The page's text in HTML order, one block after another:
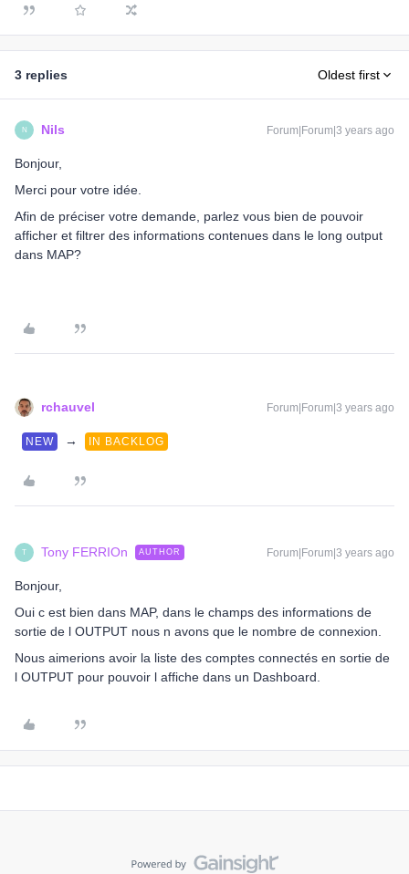
3 replies Oldest first
N Nils Forum|Forum|3 years ago
Bonjour,
Merci pour votre idée.
Afin de préciser votre demande, parlez vous bien de pouvoir
afficher et filtrer des informations contenues dans le long output
dans MAP?
rchauvel Forum|Forum|3 years ago
NEW → IN BACKLOG
T Tony FERRIOn AUTHOR Forum|Forum|3 years ago
Bonjour,
Oui c est bien dans MAP, dans le champs des informations de
sortie de l OUTPUT nous n avons que le nombre de connexion.
Nous aimerions avoir la liste des comptes connectés en sortie de
l OUTPUT pour pouvoir l affiche dans un Dashboard.